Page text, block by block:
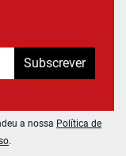
Subscrever
a nossa Política de
.